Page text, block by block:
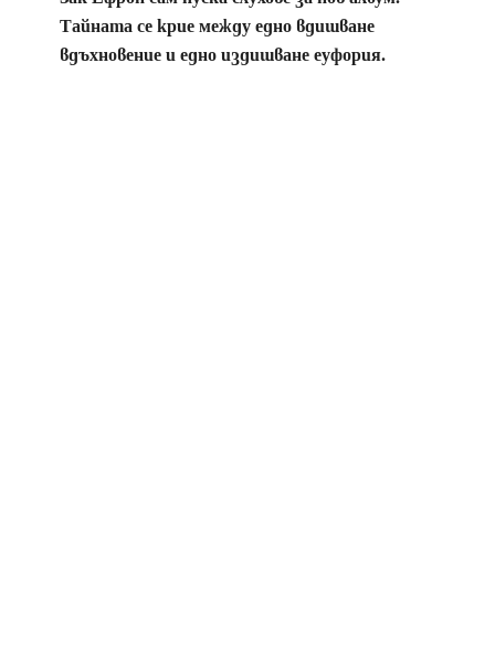
Тайната се крие между едно вдишване
вдъхновение и едно издишване еуфория.